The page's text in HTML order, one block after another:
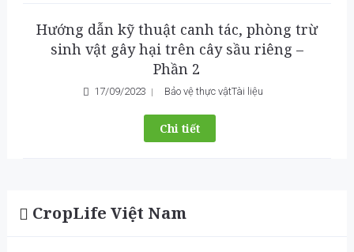
Hướng dẫn kỹ thuật canh tác, phòng trừ
sinh vật gây hại trên cây sầu riêng –
Phần 2
17/09/2023 Bảo vệ thực vậtTài liệu
Chi tiết
CropLife Việt Nam